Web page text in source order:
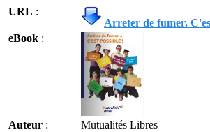
URL :
Arreter de fumer.
eBook :
Auteur :
Mutualités Libres